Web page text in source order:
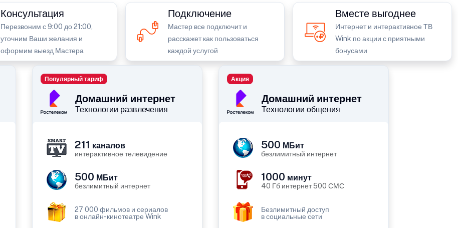
Консультация
Перезвоним с 9:00 до 21:00,
уточним Ваши желания и
оформим выезд Мастера
Подключение
Мастер все подключит и
расскажет как пользоваться
каждой услугой
Вместе выгоднее
Интернет и интерактивное ТВ
Wink по акции с приятными
бонусами
Домашний интернет
Технологии развлечения
Популярный тариф
211 каналов
интерактивное телевидение
500 МБит
безлимитный интернет
27 000 фильмов и сериалов
в онлайн-кинотеатре Wink
Домашний интернет
Технологии общения
Акция
500 МБит
безлимитный интернет
1000 минут
40 Гб интернет 500 СМС
Безлимитный доступ
в социальные сети